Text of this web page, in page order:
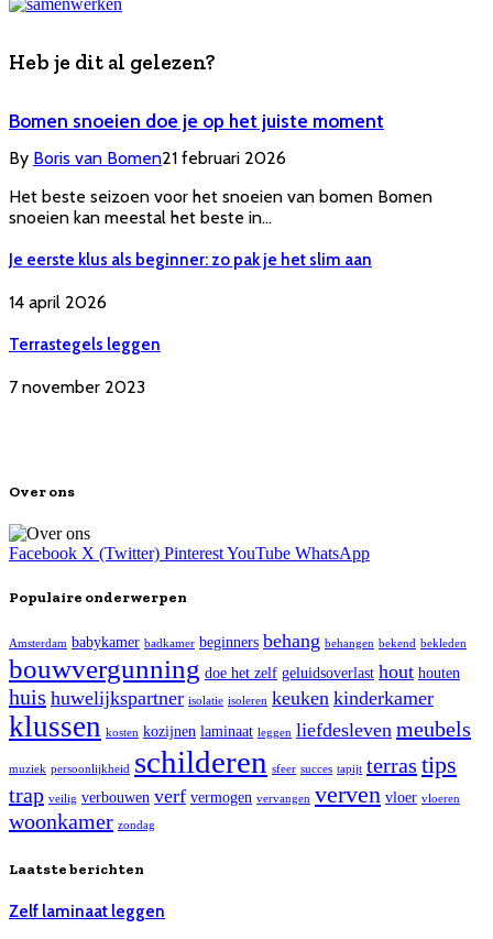
Heb je dit al gelezen?
Bomen snoeien doe je op het juiste moment
By Boris van Bomen21 februari 2026
Het beste seizoen voor het snoeien van bomen Bomen
snoeien kan meestal het beste in…
Je eerste klus als beginner: zo pak je het slim aan
14 april 2026
Terrastegels leggen
7 november 2023
Over ons
Facebook X (Twitter) PinterestYouTube WhatsApp
Populaire onderwerpen
Amsterdam babykamer badkamer beginners behang behangen bekend bekleden
bouwvergunning doe het zelf geluidsoverlast hout houten
huis huwelijkspartner isolatie isoleren keuken kinderkamer
klussen kosten kozijnen laminaat leggen liefdesleven meubels
muziek persoonlijkheid schilderen sfeer succes tapijt terras tips
trap veilig verbouwen verf vermogen vervangen verven vloer vloeren
woonkamer zondag
Laatste berichten
Zelf laminaat leggen